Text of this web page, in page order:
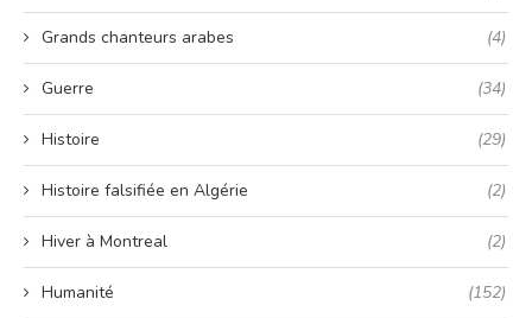
Grands chanteurs arabes (4)
Guerre (34)
Histoire (29)
Histoire falsifiée en Algérie (2)
Hiver à Montreal (2)
Humanité (152)